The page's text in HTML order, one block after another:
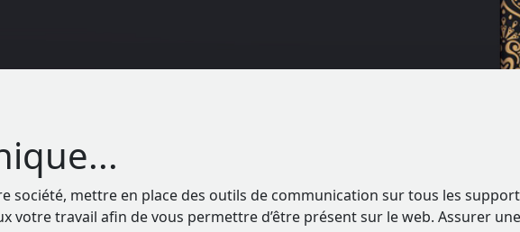
mettre en place des outils de communication sur tous les
travail afin de vous permettre d’être présent sur le web. Assurer